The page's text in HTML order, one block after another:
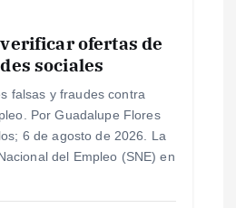
ofertas de
sociales
falsas y fraudes contra
Por Guadalupe Flores
6 de agosto de 2026. La
del Empleo (SNE) en